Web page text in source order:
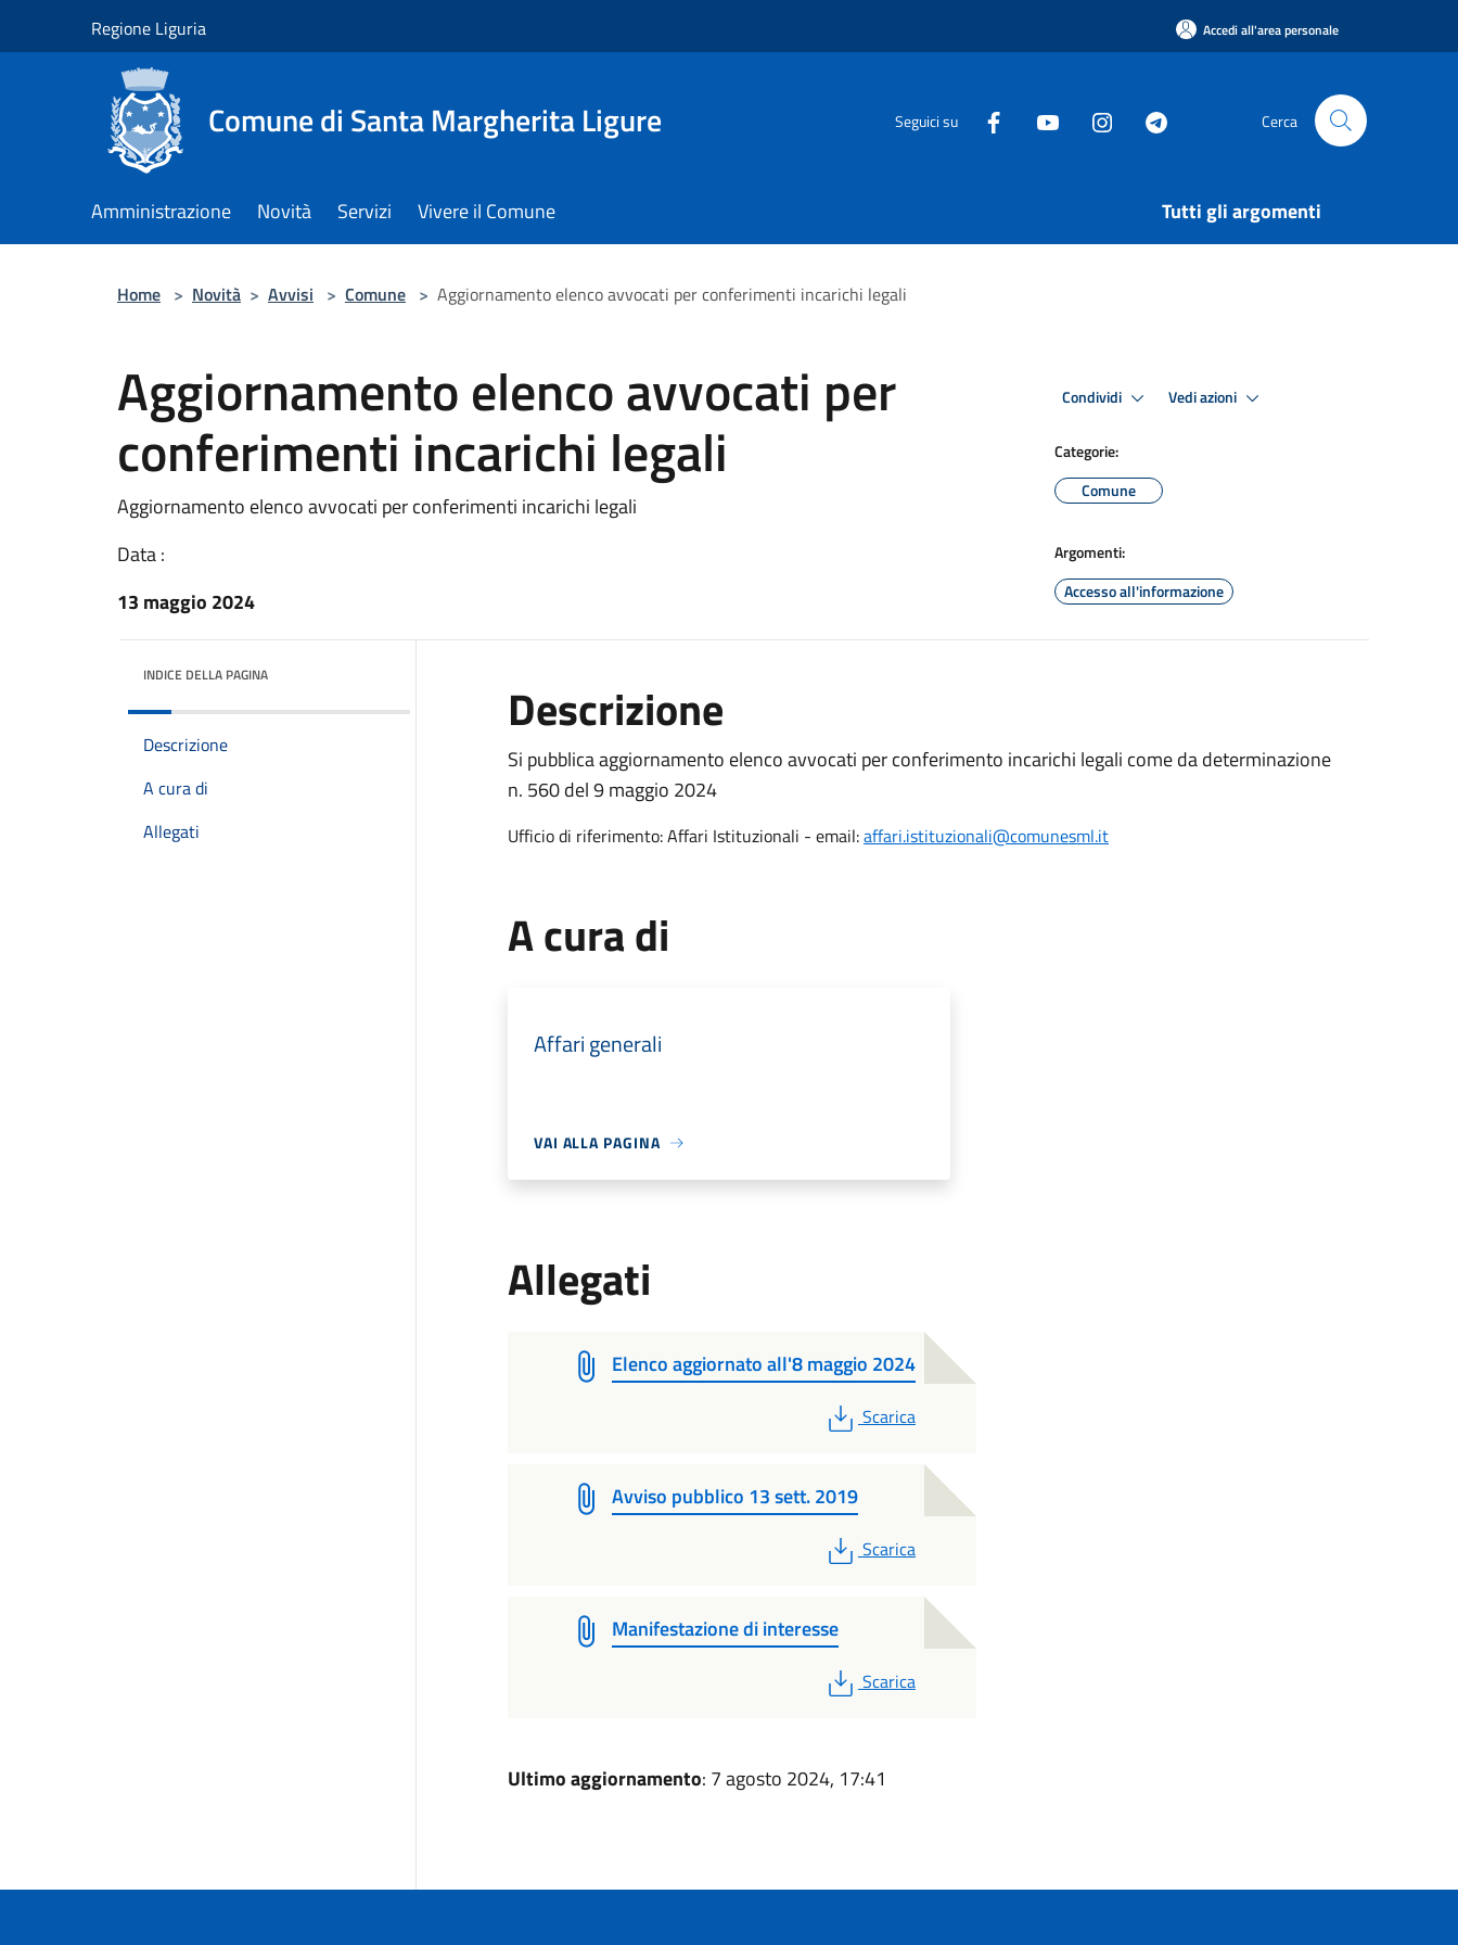
Regione Liguria Accedi all'area personale
Comune di Santa Margherita Ligure Seguici su Cerca
Amministrazione Novità Servizi Vivere il Comune Tutti gli argomenti
Home > Novità > Avvisi > Comune > Aggiornamento elenco avvocati per conferimenti incarichi legali
Aggiornamento elenco avvocati per
conferimenti incarichi legali
Aggiornamento elenco avvocati per conferimenti incarichi legali
Data :
13 maggio 2024
Condividi Vedi azioni
Categorie:
Comune
Argomenti:
Accesso all'informazione
INDICE DELLA PAGINA
Descrizione
A cura di
Allegati
Descrizione
Si pubblica aggiornamento elenco avvocati per conferimento incarichi legali come da determinazione
n. 560 del 9 maggio 2024
Ufficio di riferimento: Affari Istituzionali - email:affari.istituzionali@comunesml.it
A cura di
Affari generali
VAI ALLA PAGINA
Allegati
Elenco aggiornato all'8 maggio 2024
PDF
Scarica
Avviso pubblico 13 sett. 2019
PDF
Scarica
Manifestazione di interesse
PDF
Scarica
Ultimo aggiornamento: 7 agosto 2024, 17:41